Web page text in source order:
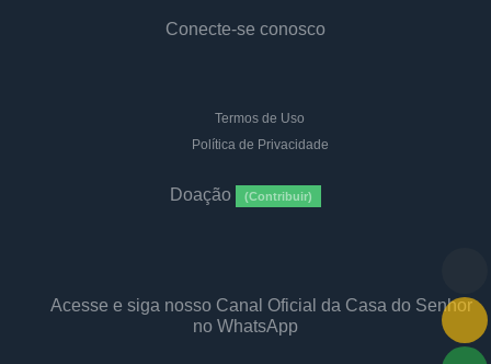
Conecte-se conosco
Termos de Uso
Política de Privacidade
Doação (Contribuir)
Acesse e siga nosso Canal Oficial da Casa do Senhor
no WhatsApp